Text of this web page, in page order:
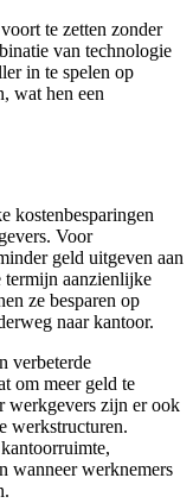
te zetten zonder
van technologie
in te spelen op
wat hen een
kostenbesparingen
Voor
geld uitgeven aan
termijn aanzienlijke
ze besparen op
naar kantoor.
verbeterde
om meer geld te
werkgevers zijn er ook
werkstructuren.
wanneer werknemers